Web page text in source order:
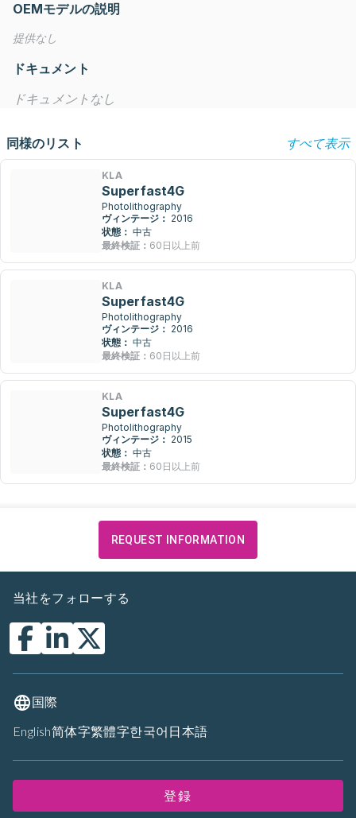
OEMモデルの説明
提供なし
ドキュメント
ドキュメントなし
同様のリスト すべて表示
KLA
Superfast4G
Photolithography
ヴィンテージ： 2016
状態： 中古
最終検証： 60日以上前
KLA
Superfast4G
Photolithography
ヴィンテージ： 2016
状態： 中古
最終検証： 60日以上前
KLA
Superfast4G
Photolithography
ヴィンテージ： 2015
状態： 中古
最終検証： 60日以上前
REQUEST INFORMATION
当社をフォローする
国際
English简体字繁體字한국어 日本語
登録